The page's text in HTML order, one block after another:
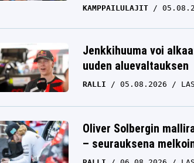
KAMPPAILULAJIT
Jenkkihuuma voi
uuden aluevaltauksen
RALLI 05.08.2026
Oliver Solbergin
– seurauksena